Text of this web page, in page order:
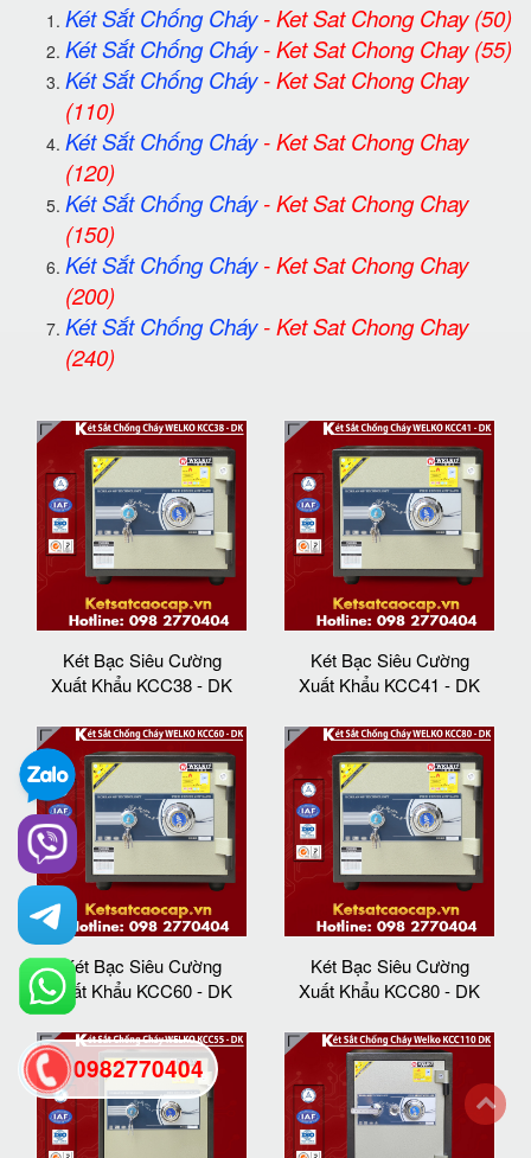
Két Sắt Chống Cháy-Ket Sat Chong Chay(50)
Két Sắt Chống Cháy-Ket Sat Chong Chay(55)
Két Sắt Chống Cháy-Ket Sat Chong Chay
(110)
Két Sắt Chống Cháy-Ket Sat Chong Chay
(120)
Két Sắt Chống Cháy-Ket Sat Chong Chay
(150)
Két Sắt Chống Cháy-Ket Sat Chong Chay
(200)
Két Sắt Chống Cháy-Ket Sat Chong Chay
(240)
Két Bạc Siêu Cường
Xuất Khẩu KCC38 - DK
Két Bạc Siêu Cường
Xuất Khẩu KCC41 - DK
Két Bạc Siêu Cường
Xuất Khẩu KCC60 - DK
Két Bạc Siêu Cường
Xuất Khẩu KCC80 - DK
0982770404